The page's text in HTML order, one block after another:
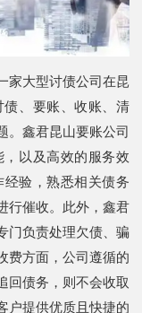
家大型讨债公司在昆
、要账、收账、清
。鑫君昆山要账公司
以及高效的服务效
验，熟悉相关债务
行催收。此外，鑫君
门负责处理欠债、骗
费方面，公司遵循的
回债务，则不会收取
户提供优质且快捷的